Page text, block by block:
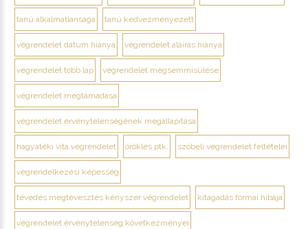
tanú alkalmatlansága tanú kedvezményezett
végrendelet dátum hiánya végrendelet aláírás hiánya
végrendelet több lap végrendelet megsemmisülése
végrendelet megtámadása
végrendelet érvénytelenségének megállapítása
hagyatéki vita végrendelet öröklés ptk. szóbeli végrendelet feltételei
végrendelkezési képesség
tévedés megtévesztés kényszer végrendelet kitagadás formai hibája
végrendelet érvénytelenség következményei